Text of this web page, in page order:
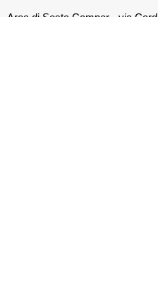
Area di Sosta Camper - via